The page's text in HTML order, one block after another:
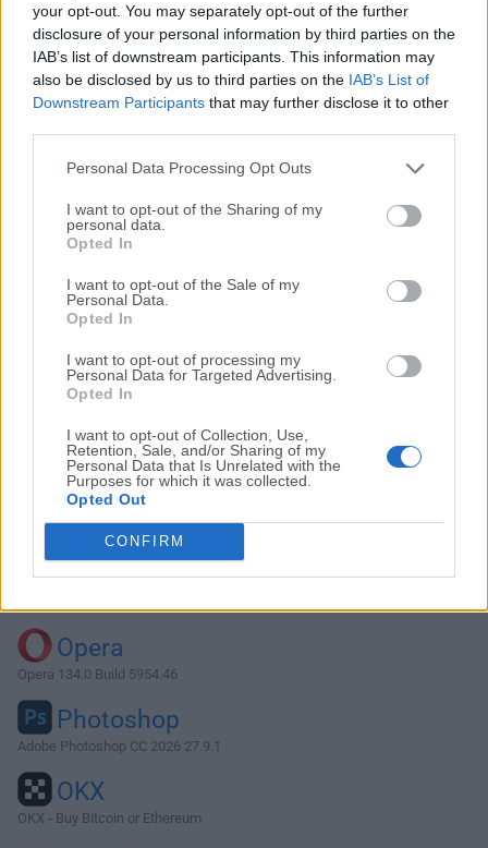
your opt-out. You may separately opt-out of the further
disclosure of your personal information by third parties on the
IAB’s list of downstream participants. This information may
also be disclosed by us to third parties on the IAB’s List of
Downstream Participants that may further disclose it to other
Personal Data Processing Opt Outs
I want to opt-out of the Sharing of my
personal data.
Opted In
I want to opt-out of the Sale of my
Personal Data.
Opted In
I want to opt-out of processing my
Personal Data for Targeted Advertising.
Opted In
I want to opt-out of Collection, Use,
Retention, Sale, and/or Sharing of my
Personal Data that Is Unrelated with the
Purposes for which it was collected.
Opted Out
CONFIRM
Nos encantaría saber de ti
Si tienes alguna pregunta o idea que desees compartir
con nosotros, dirígete a nuestrapágina de contactoy
háznoslo saber. ¡Valoramos tu opinión!
Descargar Airfoil 5.9.3
¿Por qué se publica esta aplicación en FileHorse? (
información
Opera
Opera 134.0 Build 5954.46
Photoshop
Adobe Photoshop CC 2026 27.9.1
OKX
OKX - Buy Bitcoin or Ethereum